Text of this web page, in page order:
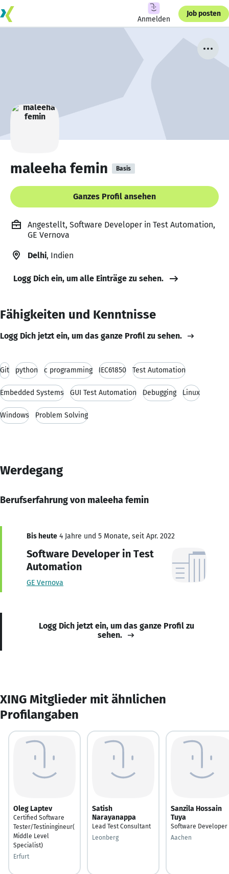
Anmelden
Job posten
maleeha femin Basis
Ganzes Profil ansehen
Angestellt, Software Developer in Test Automation,
GE Vernova
Delhi, Indien
Logg Dich ein, um alle Einträge zu sehen.
Fähigkeiten und Kenntnisse
Logg Dich jetzt ein, um das ganze Profil zu sehen.
Git python c programming IEC61850 Test Automation
Embedded Systems GUI Test Automation Debugging Linux
Windows Problem Solving
Werdegang
Berufserfahrung von maleeha femin
Bis heute 4 Jahre und 5 Monate, seit Apr. 2022
Software Developer in Test
Automation
GE Vernova
Logg Dich jetzt ein, um das ganze Profil zu
sehen.
XING Mitglieder mit ähnlichen
Profilangaben
Oleg Laptev
Certified Software
Tester/Testiningineur(
Middle Level
Specialist)
Erfurt
Satish
Narayanappa
Lead Test Consultant
Leonberg
Sanzila Hossain
Tuya
Software Developer
Aachen